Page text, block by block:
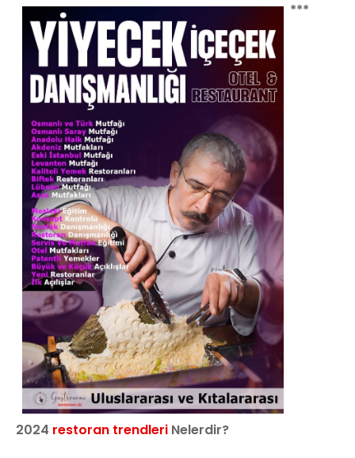
***
2024 restoran trendleri Nelerdir?